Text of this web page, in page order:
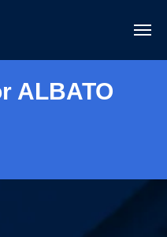
ALBATO